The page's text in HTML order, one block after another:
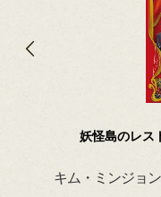
妖怪島のレ
キム・ミンジョ